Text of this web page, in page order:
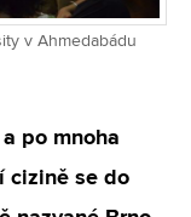
v Ahmedabádu
po mnoha
cizině se do